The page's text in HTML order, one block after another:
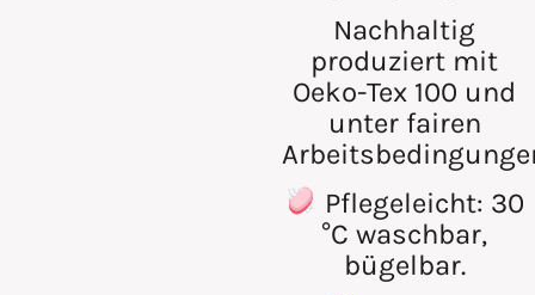
Nachhaltig
produziert mit
Oeko-Tex 100 und
unter fairen
Pflegeleicht: 30
°C waschbar,
bügelbar.